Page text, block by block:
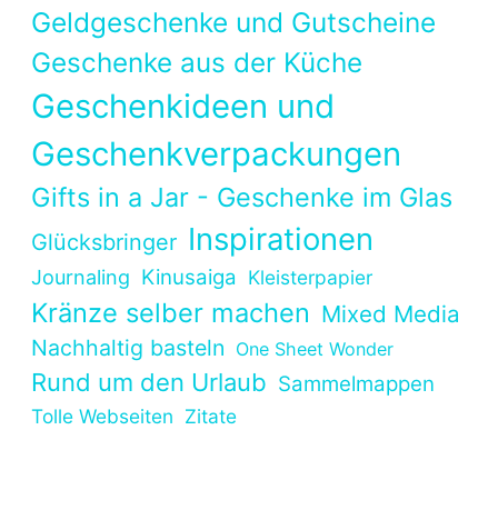
Geldgeschenke und Gutscheine
Geschenke aus der Küche
Geschenkideen und
Geschenkverpackungen
Gifts in a Jar - Geschenke im Glas
Glücksbringer Inspirationen
Journaling Kinusaiga Kleisterpapier
Kränze selber machen Mixed Media
Nachhaltig basteln One Sheet Wonder
Rund um den Urlaub Sammelmappen
Tolle Webseiten Zitate